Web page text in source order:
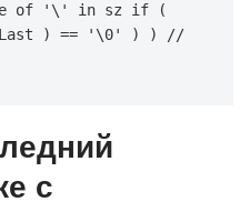
of '\' in sz if (
pLast ) == '\0' ) ) //
c